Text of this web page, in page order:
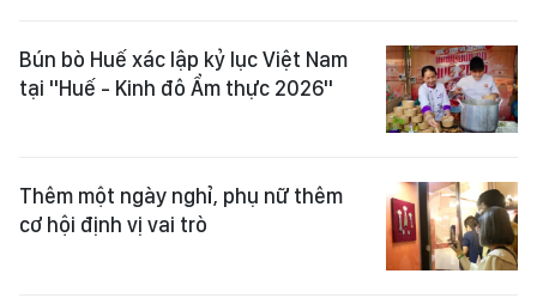
Bún bò Huế xác lập kỷ lục Việt Nam
tại "Huế - Kinh đô Ẩm thực 2026"
Thêm một ngày nghỉ, phụ nữ thêm
cơ hội định vị vai trò